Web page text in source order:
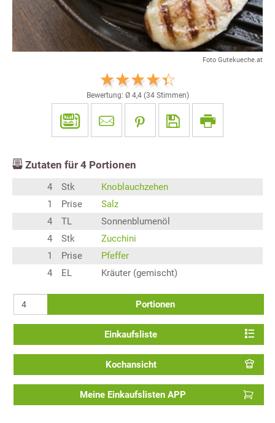
Foto Gutekueche.at
Bewertung: Ø 4,4(34Stimmen)
Zutaten für 4 Portionen
4 Stk
Knoblauchzehen
1
Prise
Salz
4
TL
Sonnenblumenöl
4
Stk
Zucchini
1
Prise
Pfeffer
4
EL Kräuter (gemischt)
Portionen
Einkaufsliste
Kochansicht
Meine Einkaufslisten APP